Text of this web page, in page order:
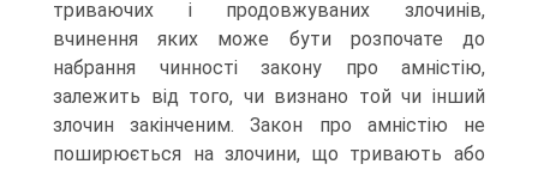
триваючих і продовжуваних злочинів,
вчинення яких може бути розпочате до
набрання чинності закону про амністію,
залежить від того, чи визнано той чи інший
злочин закінченим. Закон про амністію не
поширюється на злочини, що тривають або